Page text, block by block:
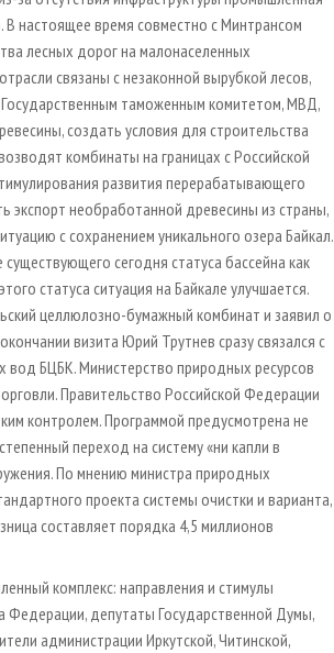
В настоящее время совместно с Минтрансом
лесных дорог на малонаселенных
связаны с незаконной вырубкой лесов,
таможенным комитетом, МВД,
создать условия для строительства
комбинаты на границах с Российской
развития перерабатывающего
экспорт необработанной древесины из страны,
с сохранением уникального озера Байкал.
сегодня статуса бассейна как
статуса ситуация на Байкале улучшается.
целлюлозно-бумажный комбинат и заявил о
визита Юрий Трутнев сразу связался с
БЦБК. Министерство природных ресурсов
Правительство Российской Федерации
контролем. Программой предусмотрена не
переход на систему «ни капли в
По мнению министра природных
проекта системы очистки и варианта,
составляет порядка 4,5 миллионов
комплекс: направления и стимулы
Федерации, депутаты Государственной Думы,
администрации Иркутской, Читинской,